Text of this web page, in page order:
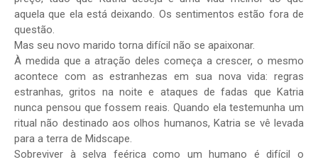
aquela que ela está deixando. Os sentimentos estão fora de
questão.
Mas seu novo marido torna difícil não se apaixonar.
À medida que a atração deles começa a crescer, o mesmo
acontece com as estranhezas em sua nova vida: regras
estranhas, gritos na noite e ataques de fadas que Katria
nunca pensou que fossem reais. Quando ela testemunha um
ritual não destinado aos olhos humanos, Katria se vê levada
para a terra de Midscape.
Sobreviver à selva feérica como um humano é difícil o